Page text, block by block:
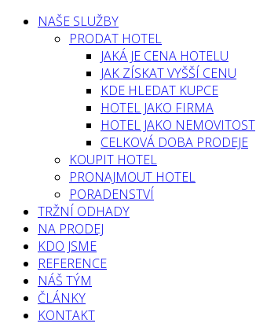
NAŠE SLUŽBY
PRODAT HOTEL
JAKÁ JE CENA HOTELU
JAK ZÍSKAT VYŠŠÍ CENU
KDE HLEDAT KUPCE
HOTEL JAKO FIRMA
HOTEL JAKO NEMOVITOST
CELKOVÁ DOBA PRODEJE
KOUPIT HOTEL
PRONAJMOUT HOTEL
PORADENSTVÍ
TRŽNÍ ODHADY
NA PRODEJ
KDO JSME
REFERENCE
NÁŠ TÝM
ČLÁNKY
KONTAKT